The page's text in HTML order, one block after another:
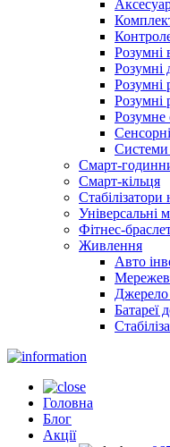
Розумні
Розумні
Розумні
Розумні
Розумне
Системи
Смарт-
Смарт-кільця
Стабілізатори
Універсальні
Фітнес-
Живлення
Авто
Джерело
Батареї
Головна
Блог
Акції